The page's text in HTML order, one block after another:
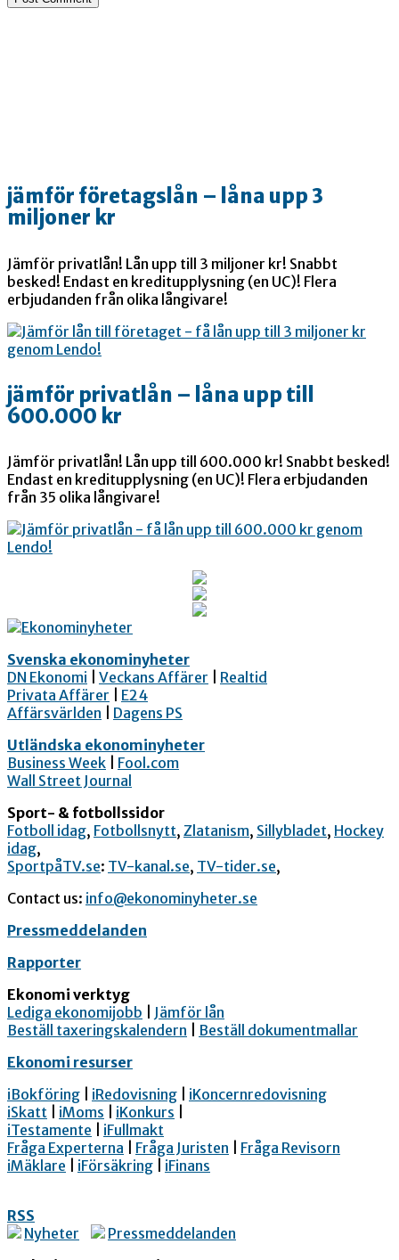
jämför företagslån – låna upp 3
miljoner kr
Jämför privatlån! Lån upp till 3 miljoner kr! Snabbt
besked! Endast en kreditupplysning (en UC)! Flera
erbjudanden från olika långivare!
jämför privatlån – låna upp till
600.000 kr
Jämför privatlån! Lån upp till 600.000 kr! Snabbt besked!
Endast en kreditupplysning (en UC)! Flera erbjudanden
från 35 olika långivare!
Svenska ekonominyheter
DN Ekonomi
Veckans Affärer
Realtid
Privata Affärer
E24
Affärsvärlden
Dagens PS
Utländska ekonominyheter
Business Week
Fool.com
Wall Street Journal
Sport- & fotbollssidor
Fotboll idag, Fotbollsnytt, Zlatanism, Sillybladet, Hockey
idag,
SportpåTV.se: TV-kanal.se, TV-tider.se,
Contact us: info@ekonominyheter.se
Pressmeddelanden
Rapporter
Ekonomi verktyg
Lediga ekonomijobb
Jämför lån
Beställ taxeringskalendern
Beställ dokumentmallar
Ekonomi resurser
iBokföring
iRedovisning
iKoncernredovisning
iSkatt
iMoms iKonkurs
iTestamente
iFullmakt
Fråga Experterna
Fråga Juristen
Fråga Revisorn
iMäklare
iFörsäkring iFinans
RSS
Nyheter
Pressmeddelanden